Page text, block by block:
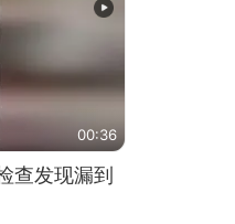
00:36
查发现漏到